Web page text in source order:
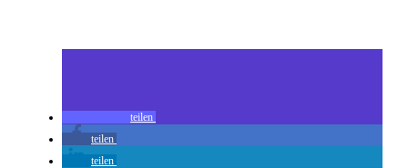
teilen
teilen
teilen